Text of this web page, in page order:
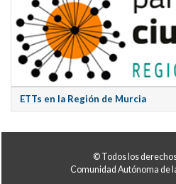
ETTs en la Región de Murcia
© Todos los
Comunidad Autónoma de